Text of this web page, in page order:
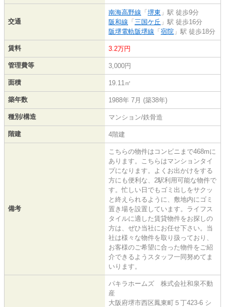
交通
南海高野線 「 堺東 」駅 徒歩9分
阪和線 「 三国ケ丘 」駅 徒歩16分
阪堺電軌阪堺線 「 宿院 」駅 徒歩18分
賃料 3.2万円
管理費等 3,000円
面積 19.11㎡
築年数 1988年 7月 (築38年)
種別/構造 マンション/鉄骨造
階建 4階建
備考
こちらの物件はコンビニまで468mに
あります。こちらはマンションタイ
プになります。よくお出かけをする
方にも便利な、2駅利用可能な物件で
す。忙しい日でもゴミ出しをサクッ
と終えられるように、敷地内にゴミ
置き場を設置しています。ライフス
タイルに適した賃貸物件をお探しの
方は、ぜひ当社にお任せ下さい。当
社は様々な物件を取り扱っており、
お客様のご希望に合った物件をご紹
介できるようスタッフ一同努めてま
いります。
パキラホームズ 株式会社和泉不動
産
大阪府堺市西区鳳東町５丁423-6 シ